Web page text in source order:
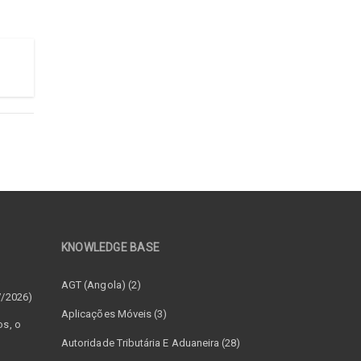
2026)
o
KNOWLEDGE BASE
AGT (Angola) (2)
Aplicações Móveis (3)
Autoridade Tributária E Aduaneira (28)